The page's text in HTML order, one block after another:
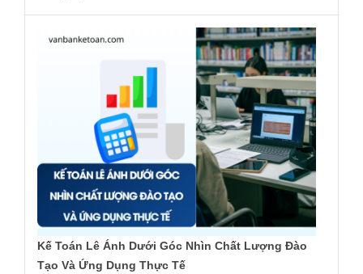
Kế Toán Lê Ánh Dưới Góc Nhìn Chất Lượng Đào
Tạo Và Ứng Dụng Thực Tế